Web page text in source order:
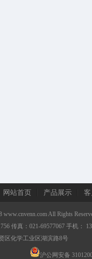
网站首页 产品展示
www.cnvenn.com All Rights
传真：021-69577067 手机：
区化学工业区湖滨路8号
沪公网安备